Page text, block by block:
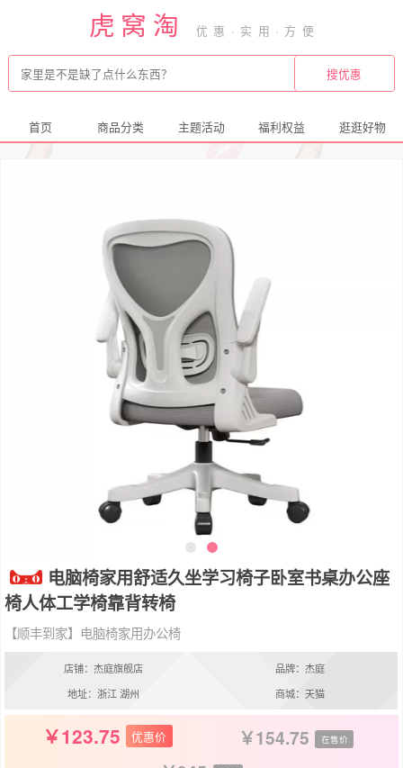
虎窝淘
首页 商品分类 主题活动 福利权益 逛逛好物
电脑椅家用舒适久坐学习椅子卧室书桌办公座
椅人体工学椅靠背转椅
【顺丰到家】电脑椅家用办公椅
店铺：杰庭旗舰店
品牌：杰庭
地址：浙江 湖州
商城：天猫
123.75 优惠价 154.75 在售价